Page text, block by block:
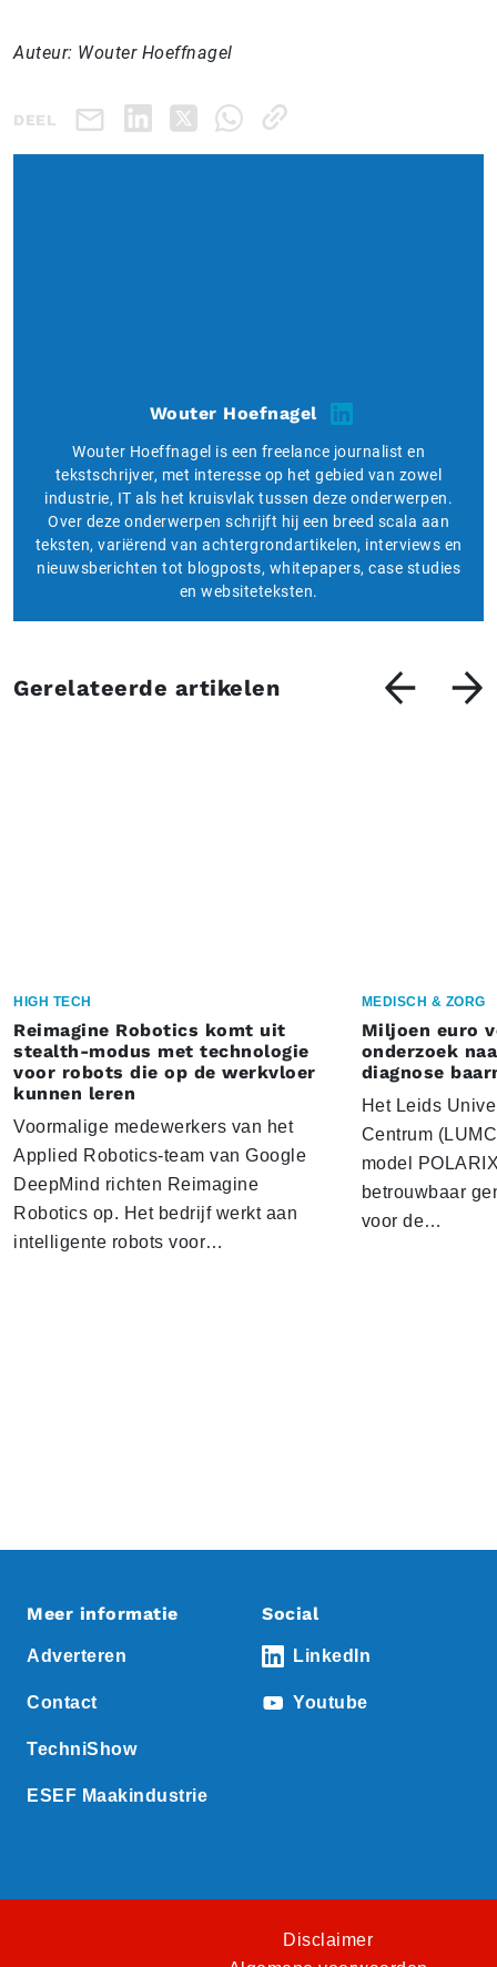
Auteur: Wouter Hoeffnagel
DEEL
Wouter Hoefnagel
Wouter Hoeffnagel is een freelance journalist en
tekstschrijver, met interesse op het gebied van zowel
industrie, IT als het kruisvlak tussen deze onderwerpen.
Over deze onderwerpen schrijft hij een breed scala aan
teksten, variërend van achtergrondartikelen, interviews en
nieuwsberichten tot blogposts, whitepapers, case studies
en websiteteksten.
Gerelateerde artikelen
HIGH TECH
Reimagine Robotics komt uit
stealth-modus met technologie
voor robots die op de werkvloer
kunnen leren
Voormalige medewerkers van het
Applied Robotics-team van Google
DeepMind richten Reimagine
Robotics op. Het bedrijf werkt aan
intelligente robots voor…
MEDISCH & ZORG
Miljoen euro
onderzoek
diagnose
Het Leids
Centrum
model
betrouwbaar
voor de…
Meer informatie
Adverteren
Contact
TechniShow
ESEF Maakindustrie
Social
LinkedIn
Youtube
Disclaimer